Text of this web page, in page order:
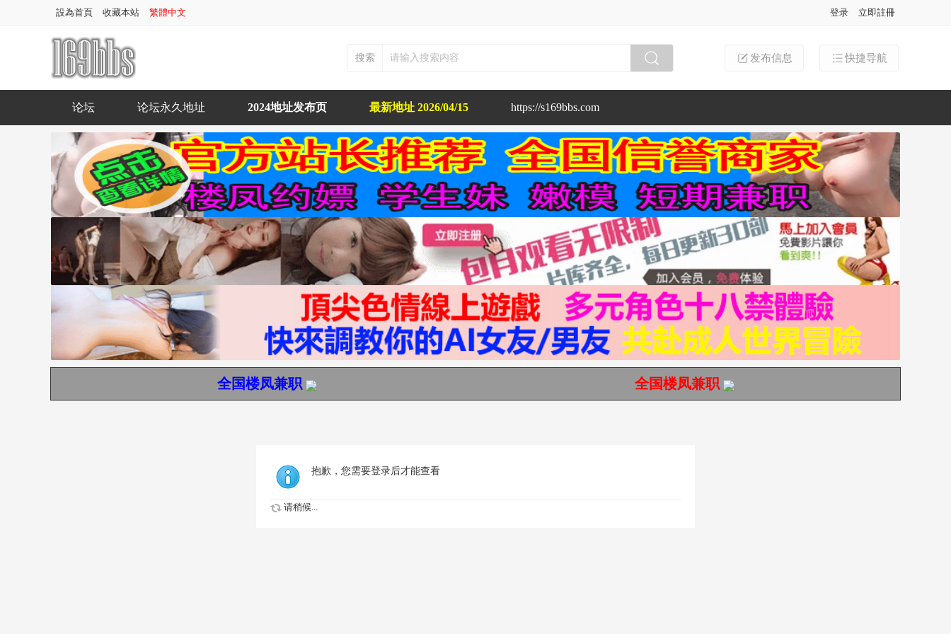
設為首頁 收藏本站 繁體中文 登录 立即註冊
快捷导航
发布信息
搜索
论坛 论坛永久地址 2024地址发布页 最新地址 2026/04/15 https://s169bbs.com
全国楼凤兼职 全国楼凤兼职
抱歉，您需要登录后才能查看
请稍候...